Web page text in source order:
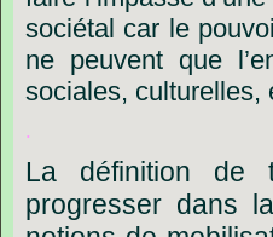
sociétal car le
ne peuvent que ’
sociales, culturelles,
.
La définition de
progresser dans la